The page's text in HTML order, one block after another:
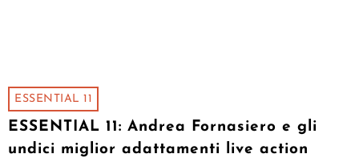
ESSENTIAL 11
ESSENTIAL 11: Andrea Fornasiero e gli
undici miglior adattamenti live action